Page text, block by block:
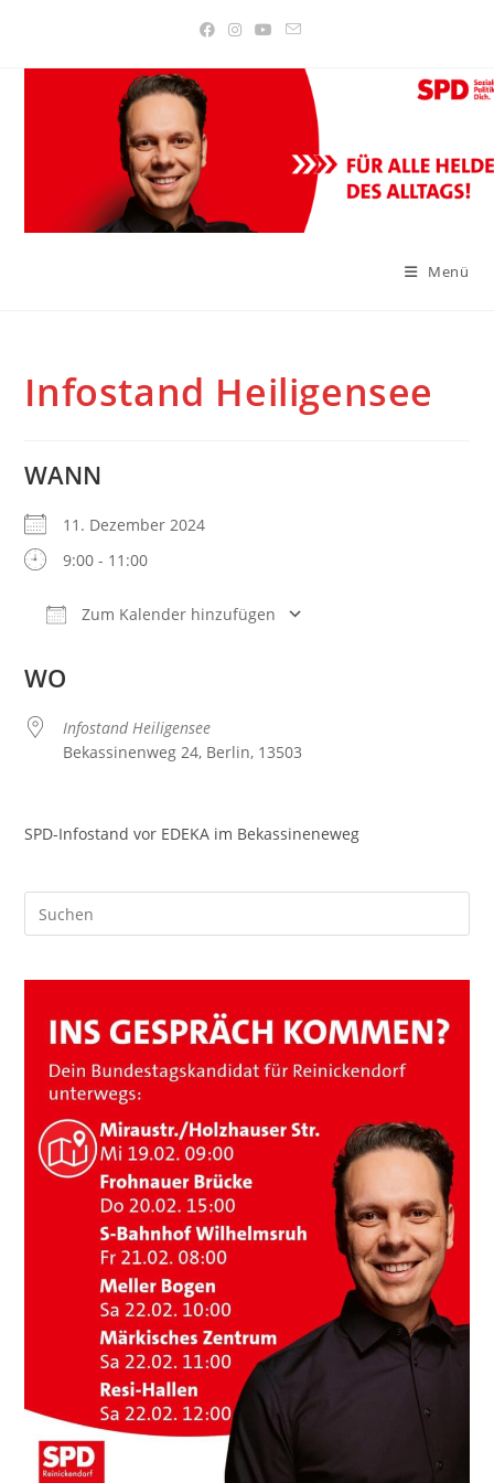
springen
Menü
Infostand Heiligensee
WANN
11. Dezember 2024
9:00 - 11:00
Zum Kalender hinzufügen
WO
Infostand Heiligensee
Bekassinenweg 24, Berlin, 13503
SPD-Infostand vor EDEKA im Bekassineneweg